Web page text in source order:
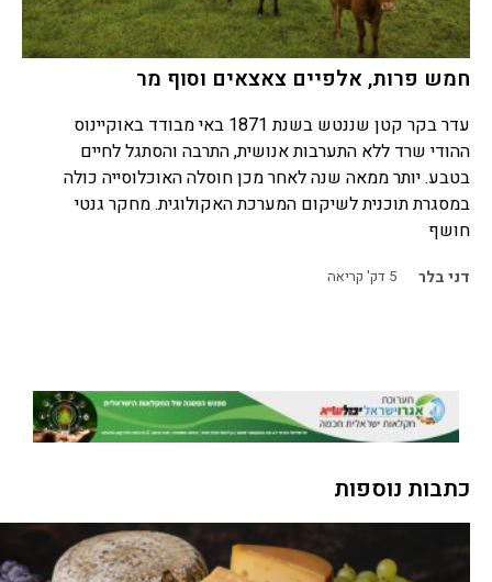
חמש פרות, אלפיים צאצאים וסוף מר
עדר בקר קטן שננטש בשנת 1871 באי מבודד באוקיינוס
ההודי שרד ללא התערבות אנושית, התרבה והסתגל לחיים
בטבע. יותר ממאה שנה לאחר מכן חוסלה האוכלוסייה כולה
במסגרת תוכנית לשיקום המערכת האקולוגית. מחקר גנטי
חושף
דני בלר 5 דק' קריאה
כתבות נוספות